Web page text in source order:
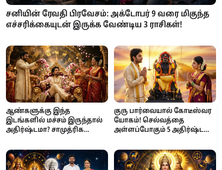
சனியின் ரேவதி பிரவேசம்: அக்டோபர் 9 வரை மிகுந்த
எச்சரிக்கையுடன் இருக்க வேண்டிய 3 ராசிகள்!
ஆண்களுக்கு இந்த
இடங்களில் மச்சம் இருந்தால்
அதிர்ஷ்டமா? சாமுத்ரிக
நம்பிக்கைகள்
குரு பார்வையால் கோடீஸ்வர
யோகம்! செல்வத்தை
அள்ளப்போகும் 5 அதிர்ஷ்ட